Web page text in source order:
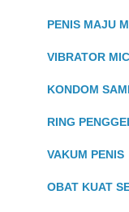
PENIS MAJU
VIBRATOR MIC
KONDOM
RING
VAKUM PENIS
OBAT KUAT